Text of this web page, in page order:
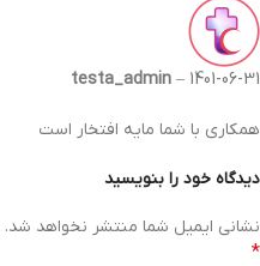
testa_admin – 1401-06-31
همکاری با شما مایه افتخار است
دیدگاه خود را بنویسید
نشانی ایمیل شما منتشر نخواهد شد.
*